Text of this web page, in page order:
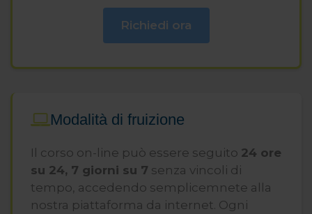
(intossicazioni da monossido di carbonio,
incendi ed esplosioni provocati da fughe
Docente in diversi corsi foramtivo in
Richiedi ora
Modalità di fruizione
Il corso on-line può essere seguito 24 ore
su 24, 7 giorni su 7 senza vincoli di
tempo, accedendo semplicemnete alla
nostra piattaforma da internet. Ogni